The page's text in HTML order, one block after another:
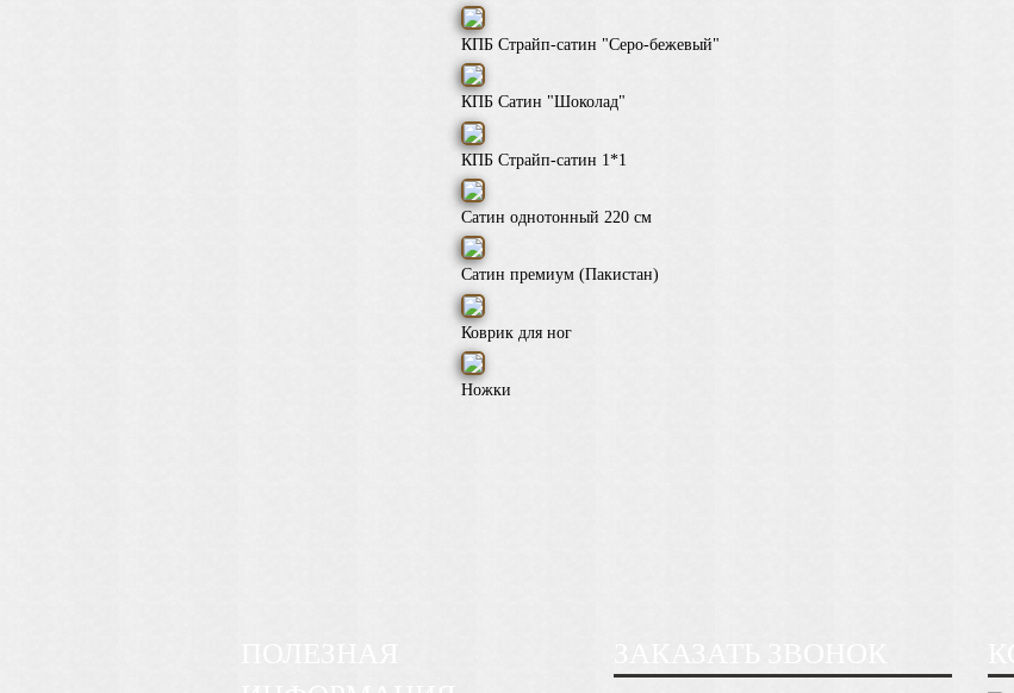
КПБ Страйп-сатин "Серо-бежевый"
КПБ Сатин "Шоколад"
КПБ Страйп-сатин 1*1
Сатин однотонный 220 см
Сатин премиум (Пакистан)
Коврик для ног
Ножки